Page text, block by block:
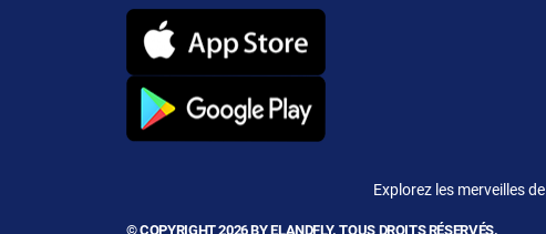
Explorez les merveilles
© COPYRIGHT 2026 BY ELANDFLY. TOUS DROITS RÉSERVÉS.